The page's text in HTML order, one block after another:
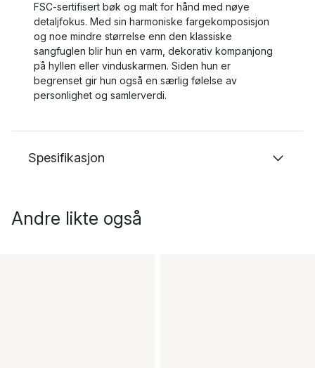
FSC‑sertifisert bøk og malt for hånd med nøye
detaljfokus. Med sin harmoniske fargekomposisjon
og noe mindre størrelse enn den klassiske
sangfuglen blir hun en varm, dekorativ kompanjong
på hyllen eller vinduskarmen. Siden hun er
begrenset gir hun også en særlig følelse av
personlighet og samlerverdi.
Spesifikasjon
Andre likte også